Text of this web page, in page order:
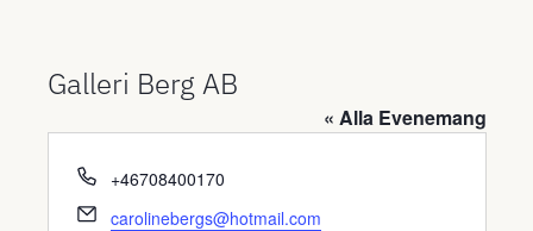
Galleri Berg AB
« Alla Evenemang
Telefonnummer
+46708400170
Email
carolinebergs@hotmail.com